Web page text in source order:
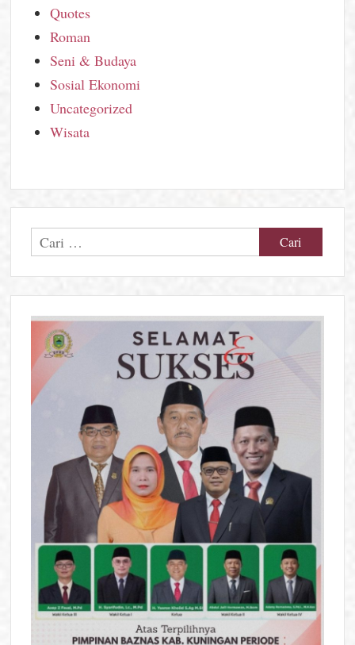
Quotes
Roman
Seni & Budaya
Sosial Ekonomi
Uncategorized
Wisata
Cari
untuk: